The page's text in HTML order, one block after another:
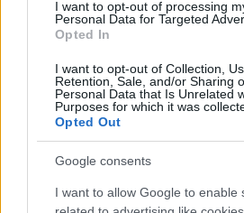
I want to opt-out of processing
Personal Data for Targeted
Opted In
I want to opt-out of Collection,
Retention, Sale, and/or Sharing
Personal Data that Is Unrelated
Purposes for which it was
Opted Out
Google consents
I want to allow Google to enable
συναντήσεις για τις
του Ιράν σχετικά με το
Ορμούζ, συνεργάτης
Πούτιν δήλωσε ότι το
θαλάσσιο πέρασμα
τη Ρωσία.
Ο Γιούρι Ουσάκοφ,
ρωσικά κρατικά μέσα,
Στενό είναι «ανοιχτό